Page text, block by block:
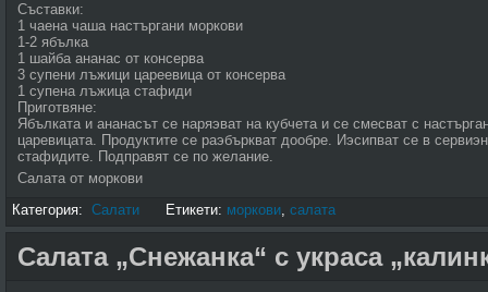
Съставки:
1 чаена чаша настъргани моркови
1-2 ябълка
1 шайба ананас от консерва
3 супени лъжици цареевица от консерва
1 супена лъжица стафиди
Приготвяне:
Ябълката и ананасът се наряэват на кубчета и се смесват с
царевицата. Продуктите се раэбъркват дообре. Иэсипват се в
стафидите. Подправят се по желание.
Салата от моркови
Категория: Салати Етикети: моркови, салата
Салата „Снежанка“ с украса